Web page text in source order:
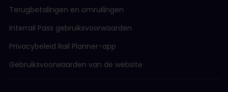
Terugbetalingen en omruilingen
Interrail Pass gebruiksvoorwaarden
Privacybeleid Rail Planner-app
Gebruiksvoorwaarden van de website